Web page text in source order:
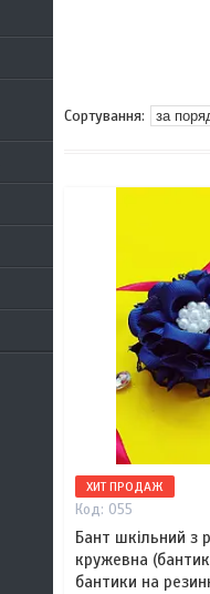
ХИТ ПРОДАЖ
055
Бант шкільний з
кружевна
бантики на